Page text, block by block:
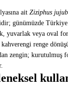
ait Ziziphus
günümüzde
yuvarlak veya oval
kahverengi renge
zengin; kurutulmuş